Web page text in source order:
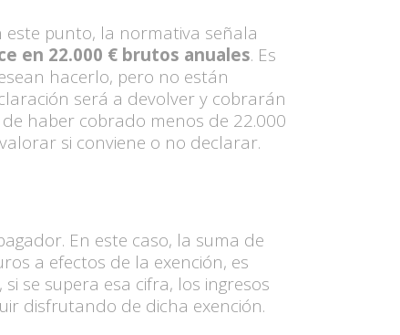
este punto, la normativa señala
en 22.000 € brutos anuales. Es
hacerlo, pero no están
será a devolver y cobrarán
haber cobrado menos de 22.000
si conviene o no declarar.
En este caso, la suma de
a efectos de la exención, es
se supera esa cifra, los ingresos
disfrutando de dicha exención.